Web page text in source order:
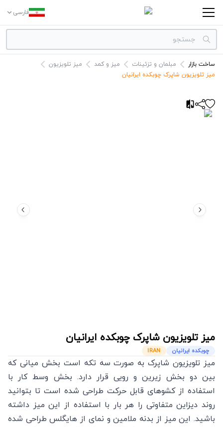
فارسی
دسته بندی‌ها
ساخت بازار مبلمان و تزئینات میز و کمد
میز تلویزیون
میز تلویزیون شاپرک چوبکده ایرانیان
میز تلویزیون شاپرک چوبکده ایرانیان
چوبکده ایرانیان IRAN
میز تلویزیون شاپرک به صورت سه تکه است بخش میانی که
بین دو بخش زیرین و رویی قرار دارد. بخش وسط کار با
استفاده از کشوهای قابل حرکت طراحی شده است تا بتوانید
روند دیزاین متفاوتی را هر بار با استفاده از این میز داشته
باشید. این میز از بدنه ملامین و نمای از هایگلس طراحی شده